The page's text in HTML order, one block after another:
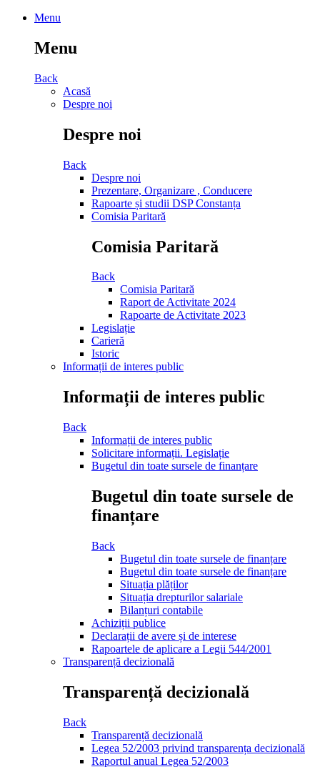
Menu
Menu
Back
Acasă
Despre noi
Despre noi
Back
Despre noi
Prezentare, Organizare , Conducere
Rapoarte și studii DSP Constanța
Comisia Paritară
Comisia Paritară
Back
Comisia Paritară
Raport de Activitate 2024
Rapoarte de Activitate 2023
Legislație
Carieră
Istoric
Informații de interes public
Informații de interes public
Back
Informații de interes public
Solicitare informații. Legislație
Bugetul din toate sursele de finanțare
Bugetul din toate sursele de
finanțare
Back
Bugetul din toate sursele de finanțare
Bugetul din toate sursele de finanțare
Situația plăților
Situația drepturilor salariale
Bilanțuri contabile
Achiziții publice
Declarații de avere și de interese
Rapoartele de aplicare a Legii 544/2001
Transparență decizională
Transparență decizională
Back
Transparență decizională
Legea 52/2003 privind transparența decizională
Raportul anual Legea 52/2003